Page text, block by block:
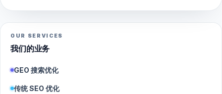
OUR SERVICES
我们的业务
GEO 搜索优化
传统 SEO 优化